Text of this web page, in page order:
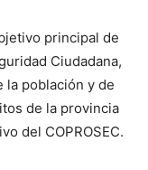
principal de
Ciudadana,
la población y de
de la provincia
del COPROSEC.